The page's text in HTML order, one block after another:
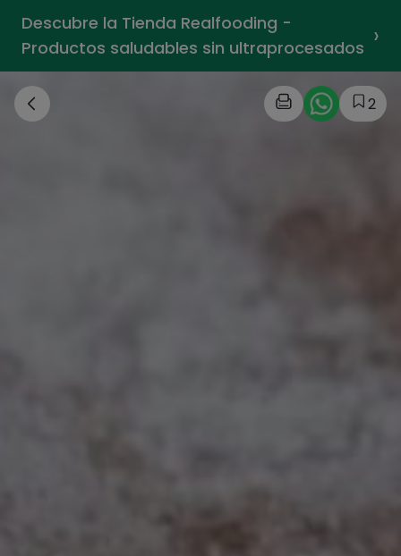
Descubre la Tienda Realfooding -
Productos saludables sin ultraprocesados ›
2